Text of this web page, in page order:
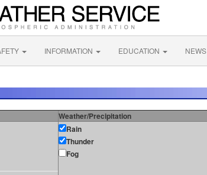
INFORMATION EDUCATION NEWS
Weather/Precipitation
Rain
Thunder
Fog